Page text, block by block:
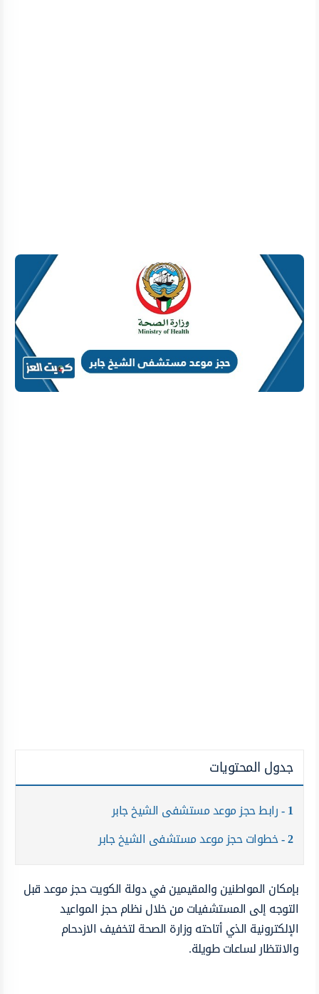
جدول المحتويات
1 رابط حجز موعد مستشفى الشيخ جابر
2 خطوات حجز موعد مستشفى الشيخ جابر
بإمكان المواطنين والمقيمين في دولة الكويت حجز موعد قبل
التوجه إلى المستشفيات من خلال نظام حجز المواعيد
الإلكترونية الذي أتاحته وزارة الصحة لتخفيف الازدحام
والانتظار لساعات طويلة.